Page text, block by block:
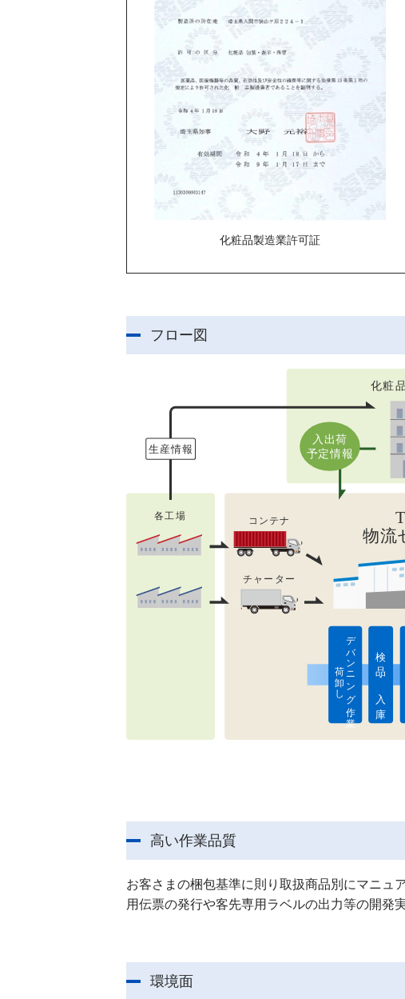
化粧品製造業許可証
フロー図
高い作業品質
お客さまの梱包基準に則り取扱商品別にマニュ
用伝票の発行や客先専用ラベルの出力等の開発
環境面